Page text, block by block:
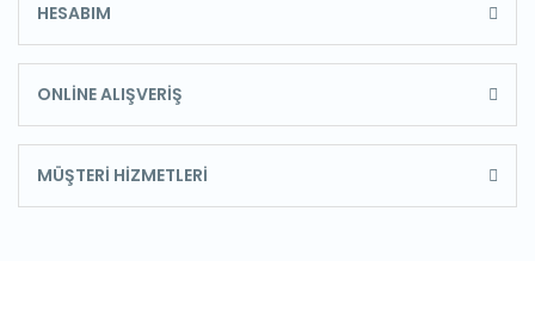
HESABIM
ONLİNE ALIŞVERİŞ
MÜŞTERİ HİZMETLERİ